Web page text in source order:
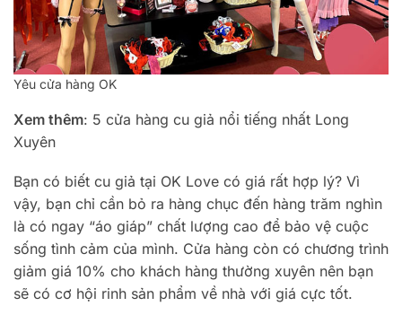
Yêu cửa hàng OK
Xem thêm: 5 cửa hàng cu giả nổi tiếng nhất Long
Xuyên
Bạn có biết cu giả tại OK Love có giá rất hợp lý? Vì
vậy, bạn chỉ cần bỏ ra hàng chục đến hàng trăm nghìn
là có ngay “áo giáp” chất lượng cao để bảo vệ cuộc
sống tình cảm của mình. Cửa hàng còn có chương trình
giảm giá 10% cho khách hàng thường xuyên nên bạn
sẽ có cơ hội rinh sản phẩm về nhà với giá cực tốt.